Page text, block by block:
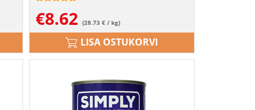
€8.62 (28.73 € / kg)
LISA OSTUKORVI